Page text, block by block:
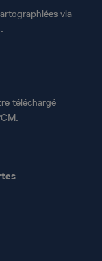
via
téléchargé